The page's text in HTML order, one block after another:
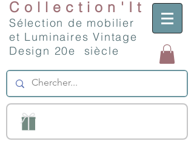
Collection'It
Sélection de mobilier
et Luminaires Vintage
Design 20e siècle